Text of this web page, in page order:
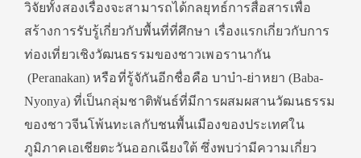
วิจัยทั้งสองเรื่องจะสามารถได้กลยุทธ์การสื่อสารเพื่อ
สร้างการรับรู้เกี่ยวกับพื้นที่ที่ศึกษา เรื่องแรกเกี่ยวกับการ
ท่องเที่ยวเชิงวัฒนธรรมของชาวเพอรานากัน
(Peranakan) หรือที่รู้จักันอีกชื่อคือ บาบ๋า-ย่าหยา (Baba-
Nyonya) ที่เป็นกลุ่มชาติพันธ์ที่มีการผสมผสานวัฒนธรรม
ของชาวจีนโพ้นทะเลกับชนพื้นเมืองของประเทศใน
ภูมิภาคเอเชียตะวันออกเฉียงใต้ ซึ่งพบว่ามีความเกี่ยว